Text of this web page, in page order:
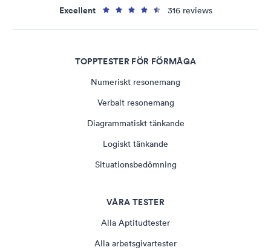
Excellent 316 reviews
TOPPTESTER FÖR FÖRMÅGA
Numeriskt resonemang
Verbalt resonemang
Diagrammatiskt tänkande
Logiskt tänkande
Situationsbedömning
VÅRA TESTER
Alla Aptitudtester
Alla arbetsgivartester